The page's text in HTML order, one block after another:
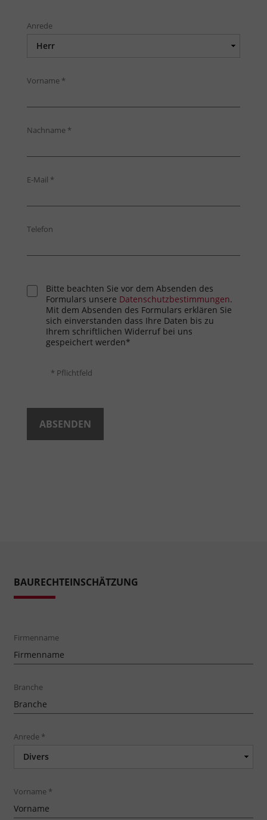
Anrede
Vorname *
Nachname *
E-Mail *
Telefon
Bitte beachten Sie vor dem Absenden des
Formulars unsere Datenschutzbestimmungen.
Mit dem Absenden des Formulars erklären Sie
sich einverstanden dass Ihre Daten bis zu
Ihrem schriftlichen Widerruf bei uns
gespeichert werden*
* Pflichtfeld
ABSENDEN
BAURECHTEINSCHÄTZUNG
Firmenname
Branche
Anrede *
Vorname *